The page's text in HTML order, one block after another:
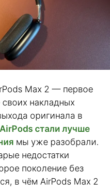
Max 2 — первое
накладных
оригинала в
стали лучше
мы уже разобрали.
недостатки
поколение без
в чём AirPods Max 2